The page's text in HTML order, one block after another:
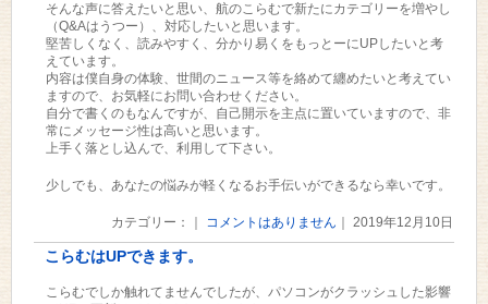
そんな声に答えたいと思い、航のこらむで新たにカテゴリーを増やし
（Q&Aはうつー）、対応したいと思います。
堅苦しくなく、読みやすく、分かり易くをもっとーにUPしたいと考
えています。
内容は僕自身の体験、世間のニュース等を絡めて纏めたいと考えてい
ますので、お気軽にお問い合わせください。
自分で書くのもなんですが、自己開示を主点に置いていますので、非
常にメッセージ性は高いと思います。
上手く落とし込んで、利用して下さい。
少しでも、あなたの悩みが軽くなるお手伝いができるなら幸いです。
カテゴリー：｜ コメントはありません ｜ 2019年12月10日
こらむはUPできます。
こらむでしか触れてませんでしたが、パソコンがクラッシュした影響